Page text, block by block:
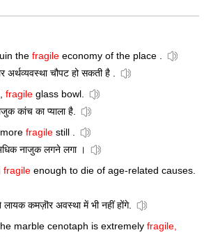
the fragile economy of the place .
चौपट हो सकती है .
fragile glass bowl.
कांच का प्याला है.
fragile still .
नाजुक लगने लगा ।
fragile enough to die of age-related causes.
कमज़ॊर अवस्था में भी नहीं होंगे.
marble cenotaph is extremely fragile,